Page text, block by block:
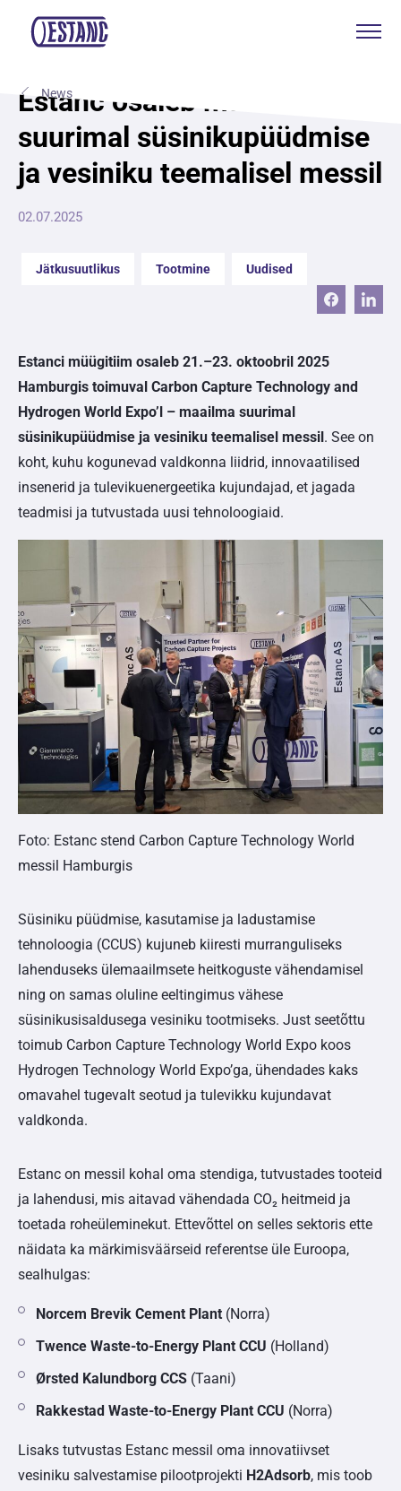
Tootmine & sertifikaadid
Jätkusuutlikkus
Kontakt
ENG
News
Estanc osaleb maailma
suurimal süsinikupüüdmise
ja vesiniku teemalisel messil
02.07.2025
Jätkusuutlikus Tootmine Uudised
Estanci müügitiim osaleb 21.–23. oktoobril 2025
Hamburgis toimuval Carbon Capture Technology and
Hydrogen World Expo’l – maailma suurimal
süsinikupüüdmise ja vesiniku teemalisel messil. See on
koht, kuhu kogunevad valdkonna liidrid, innovaatilised
insenerid ja tulevikuenergeetika kujundajad, et jagada
teadmisi ja tutvustada uusi tehnoloogiaid.
Foto: Estanc stend Carbon Capture Technology World
messil Hamburgis
Süsiniku püüdmise, kasutamise ja ladustamise
tehnoloogia (CCUS) kujuneb kiiresti murranguliseks
lahenduseks ülemaailmsete heitkoguste vähendamisel
ning on samas oluline eeltingimus vähese
süsinikusisaldusega vesiniku tootmiseks. Just seetõttu
toimub Carbon Capture Technology World Expo koos
Hydrogen Technology World Expo’ga, ühendades kaks
omavahel tugevalt seotud ja tulevikku kujundavat
valdkonda.
Estanc on messil kohal oma stendiga, tutvustades tooteid
ja lahendusi, mis aitavad vähendada CO₂ heitmeid ja
toetada roheüleminekut. Ettevõttel on selles sektoris ette
näidata ka märkimisväärseid referentse üle Euroopa,
sealhulgas:
Norcem Brevik Cement Plant (Norra)
Twence Waste-to-Energy Plant CCU (Holland)
Ørsted Kalundborg CCS (Taani)
Rakkestad Waste-to-Energy Plant CCU (Norra)
Lisaks tutvustas Estanc messil oma innovatiivset
vesiniku salvestamise pilootprojekti H2Adsorb, mis toob